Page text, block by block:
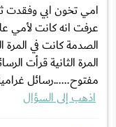
امي تخون ابي وفقدت
عرفت انه كانت
الصدمة كانت في المرة
المرة الثانية قرأت
مفتوح......رسائل
اذهب إلى السؤال